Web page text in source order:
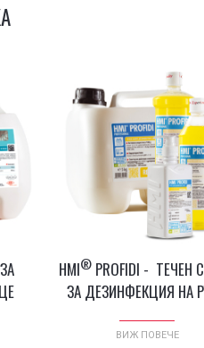
HMI® PROFIDI - ТЕЧЕН
ЗА ДЕЗИНФЕКЦИЯ НА
ВИЖ ПОВЕЧЕ